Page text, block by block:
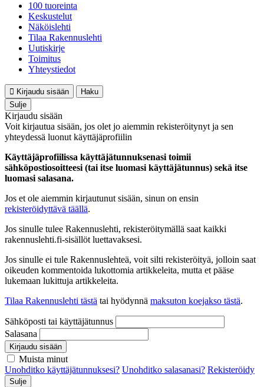
100 tuoreinta
Keskustelut
Näköislehti
Tilaa Rakennuslehti
Uutiskirje
Toimitus
Yhteystiedot
Kirjaudu sisään
Haku
Sulje
Kirjaudu sisään
Voit kirjautua sisään, jos olet jo aiemmin rekisteröitynyt ja sen
yhteydessä luonut käyttäjäprofiilin
Käyttäjäprofiilissa käyttäjätunnuksenasi toimii
sähköpostiosoitteesi (tai itse luomasi käyttäjätunnus) sekä itse
luomasi salasana.
Jos et ole aiemmin kirjautunut sisään, sinun on ensin
rekisteröidyttävä täällä.
Jos sinulle tulee Rakennuslehti, rekisteröitymällä saat kaikki
rakennuslehti.fi-sisällöt luettavaksesi.
Jos sinulle ei tule Rakennuslehteä, voit silti rekisteröityä, jolloin saat
oikeuden kommentoida lukottomia artikkeleita, mutta et pääse
lukemaan lukittuja artikkeleita.
Tilaa Rakennuslehti tästä tai hyödynnä maksuton koejakso tästä.
Sähköposti tai käyttäjätunnus
Salasana
Kirjaudu sisään
Muista minut
Unohditko käyttäjätunnuksesi? Unohditko salasanasi? Rekisteröidy
Sulje